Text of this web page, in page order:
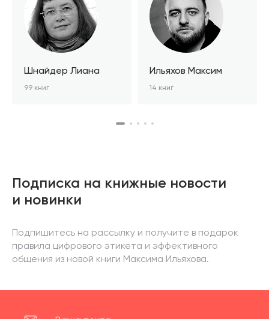
Шнайдер Лиана
99 книг
Ильяхов Максим
14 книг
Подписка на книжные новости
и новинки
Подпишитесь на рассылку и получите в подарок
правила цифрового этикета и эффективного
общения из новой книги Максима Ильяхова.